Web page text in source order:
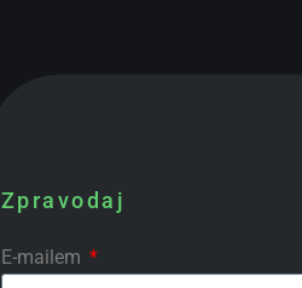
Zpravodaj
E-mailem